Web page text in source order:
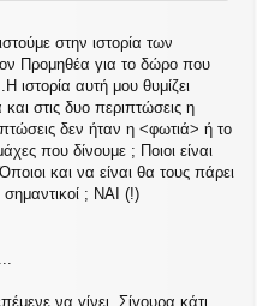
στην ιστορία των
Προμηθέα για το δώρο που
αυτή μου θυμίζει
στις δυο περιπτώσεις η
δεν ήταν η <φωτιά> ή το
που δίνουμε ; Ποιοι είναι
και να είναι θα τους πάρει
; ΝΑΙ (!)
να γίνει .Σίγουρα κάτι